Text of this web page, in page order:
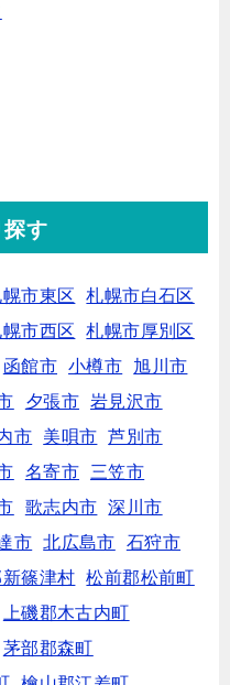
探す
市東区
札幌市白石区
市西区
札幌市厚別区
函館市 小樽市
旭川市
夕張市 岩見沢市
市 美唄市
芦別市
名寄市
三笠市
歌志内市
深川市
市 北広島市
石狩市
篠津村
松前郡松前町
上磯郡木古内町
茅部郡森町